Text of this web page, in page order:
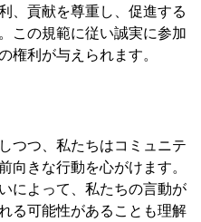
、貢献を尊重し、促進する
この規範に従い誠実に参加
権利が与えられます。
つつ、私たちはコミュニテ
向きな行動を心がけます。
によって、私たちの言動が
る可能性があることも理解